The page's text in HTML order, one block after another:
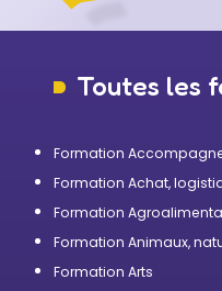
Toutes les
Formation
Formation Achat,
Formation
Formation Animaux,
Formation Arts